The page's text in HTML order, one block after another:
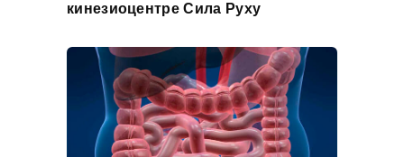
кинезиоцентре Сила Руху